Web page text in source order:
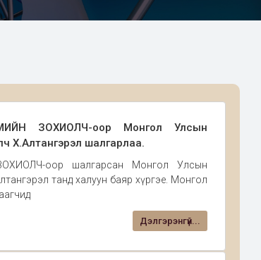
ЗОХИОЛЧ-оор Монгол Улсын
Х.Алтангэрэл шалгарлаа.
оор шалгарсан Монгол Улсын
танд халуун баяр хүргэе. Монгол
Дэлгэрэнгүй...